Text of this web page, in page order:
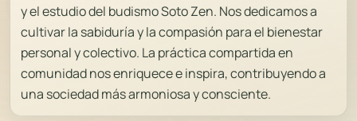
y el estudio del budismo Soto Zen. Nos dedicamos a
cultivar la sabiduría y la compasión para el bienestar
personal y colectivo. La práctica compartida en
comunidad nos enriquece e inspira, contribuyendo a
una sociedad más armoniosa y consciente.